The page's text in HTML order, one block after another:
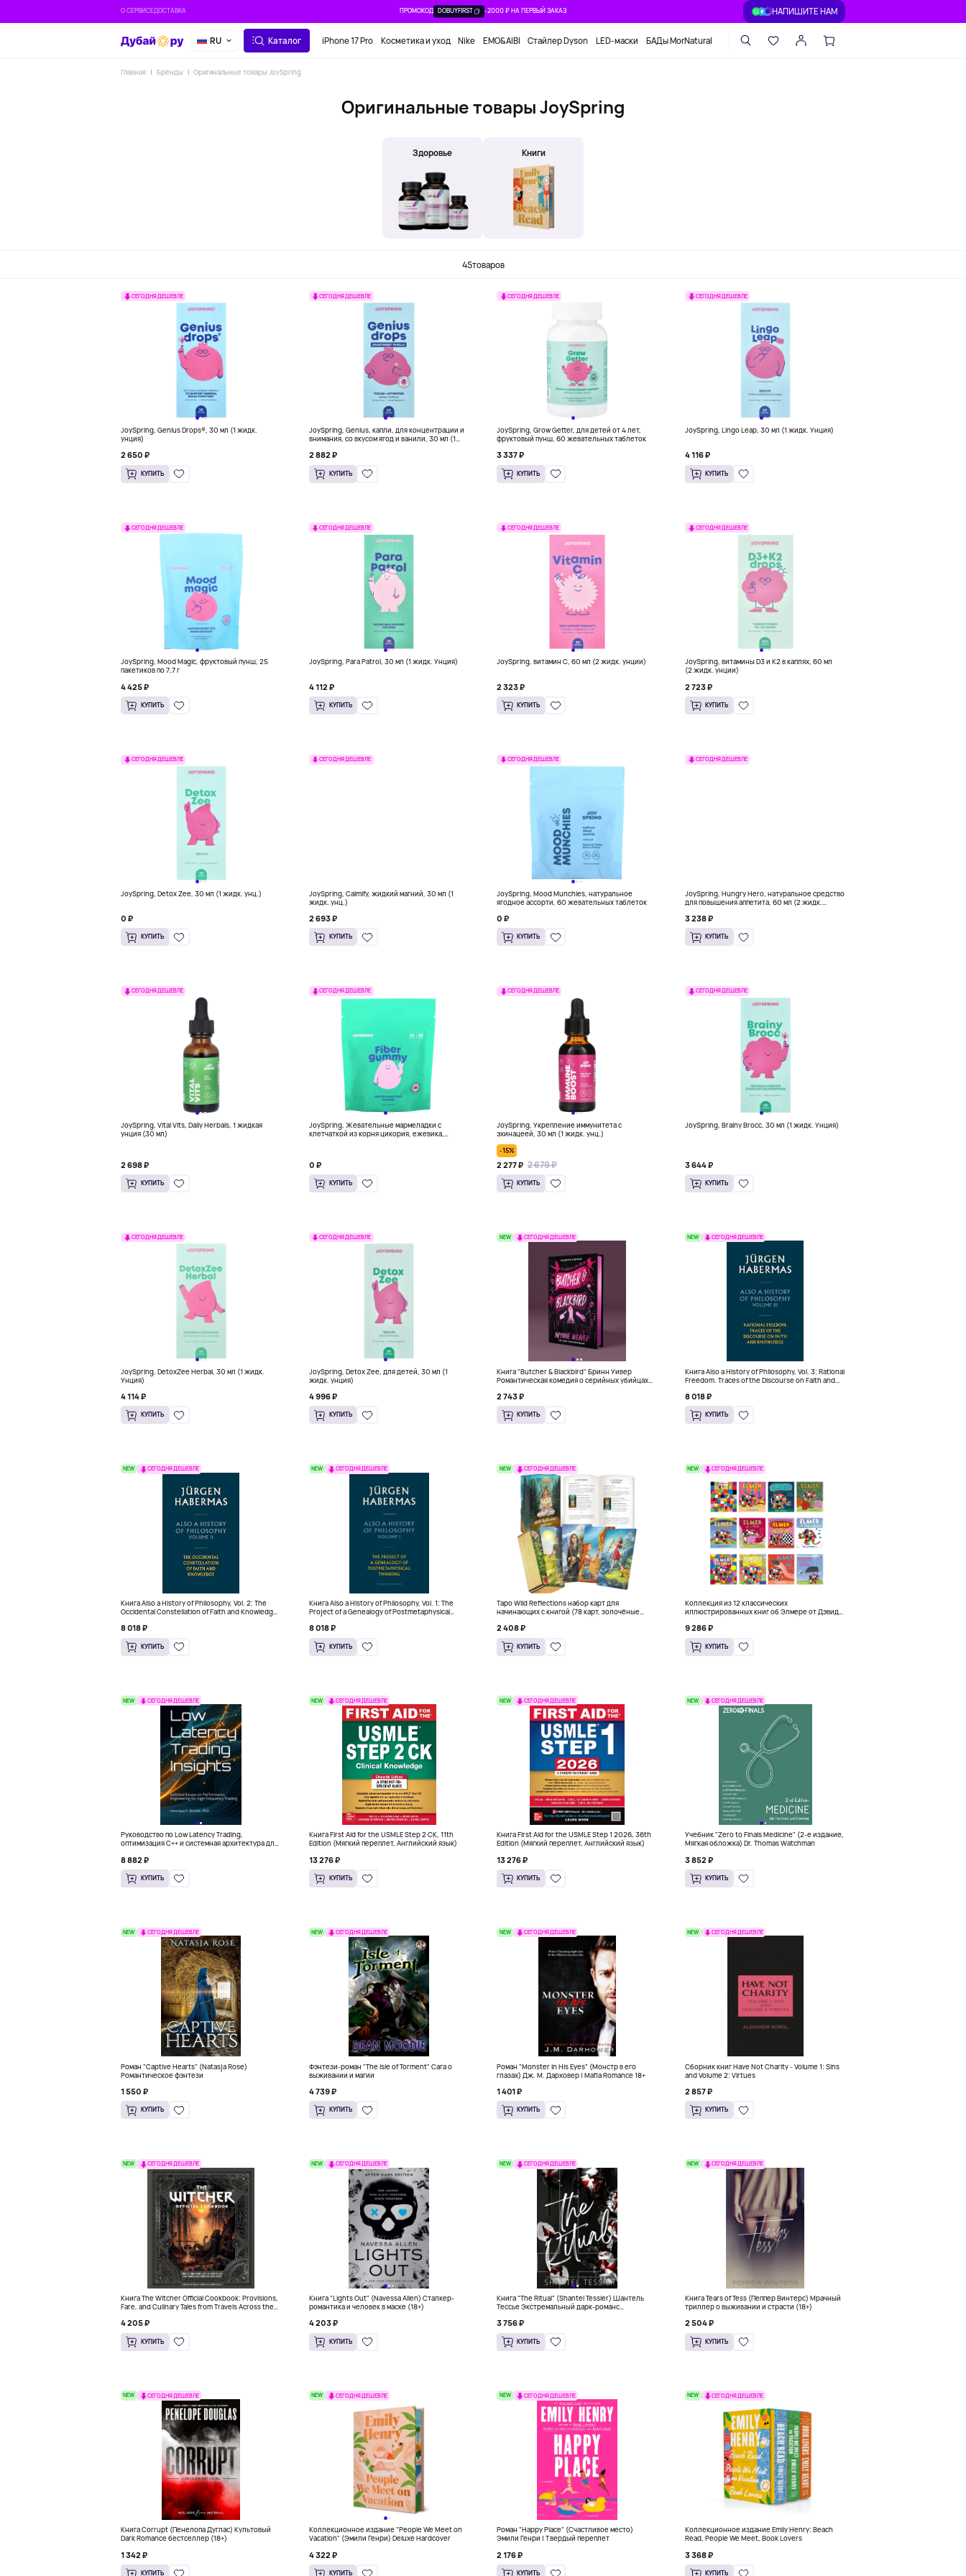
О СЕРВИСЕДОСТАВКА ПРОМОКОД DOBUYFIRST -2000 ₽ НА ПЕРВЫЙ ЗАКАЗ НАПИШИТЕ НАМ
RU Каталог iPhone 17 Pro Косметика и уход Nike EMO&AIBI Стайлер Dyson LED-маски БАДы MorNatural
Главная Бренды Оригинальные товары JoySpring
Оригинальные товары JoySpring
Здоровье Книги
45товаров
СЕГОДНЯ ДЕШЕВЛЕ
JoySpring, Genius Drops®, 30 мл (1 жидк.
унция)
2 650 ₽
КУПИТЬ
СЕГОДНЯ ДЕШЕВЛЕ
JoySpring, Genius, капли, для концентрации и
внимания, со вкусом ягод и ванили, 30 мл (1
2 882 ₽
КУПИТЬ
СЕГОДНЯ ДЕШЕВЛЕ
JoySpring, Grow Getter, для детей от 4 лет,
фруктовый пунш, 60 жевательных таблеток
3 337 ₽
КУПИТЬ
СЕГОДНЯ ДЕШЕВЛЕ
JoySpring, Lingo Leap, 30 мл (1 жидк. Унция)
4 116 ₽
КУПИТЬ
СЕГОДНЯ ДЕШЕВЛЕ
JoySpring, Mood Magic, фруктовый пунш, 25
пакетиков по 7,7 г
4 425 ₽
КУПИТЬ
СЕГОДНЯ ДЕШЕВЛЕ
JoySpring, Para Patrol, 30 мл (1 жидк. Унция)
4 112 ₽
КУПИТЬ
СЕГОДНЯ ДЕШЕВЛЕ
JoySpring, витамин C, 60 мл (2 жидк. унции)
2 323 ₽
КУПИТЬ
СЕГОДНЯ ДЕШЕВЛЕ
JoySpring, витамины D3 и K2 в каплях, 60 мл
(2 жидк. унции)
2 723 ₽
КУПИТЬ
СЕГОДНЯ ДЕШЕВЛЕ
JoySpring, Detox Zee, 30 мл (1 жидк. унц.)
0 ₽
КУПИТЬ
СЕГОДНЯ ДЕШЕВЛЕ
JoySpring, Calmify, жидкий магний, 30 мл (1
жидк. унц.)
2 693 ₽
КУПИТЬ
СЕГОДНЯ ДЕШЕВЛЕ
JoySpring, Mood Munchies, натуральное
ягодное ассорти, 60 жевательных таблеток
0 ₽
КУПИТЬ
СЕГОДНЯ ДЕШЕВЛЕ
JoySpring, Hungry Hero, натуральное средство
для повышения аппетита, 60 мл (2 жидк.
3 238 ₽
КУПИТЬ
СЕГОДНЯ ДЕШЕВЛЕ
JoySpring, Vital Vits, Daily Herbals, 1 жидкая
унция (30 мл)
2 698 ₽
КУПИТЬ
СЕГОДНЯ ДЕШЕВЛЕ
JoySpring, Жевательные мармеладки с
клетчаткой из корня цикория, ежевика,
0 ₽
КУПИТЬ
СЕГОДНЯ ДЕШЕВЛЕ
JoySpring, Укрепление иммунитета с
эхинацеей, 30 мл (1 жидк. унц.)
-15%
2 277 ₽ 2 679 ₽
КУПИТЬ
СЕГОДНЯ ДЕШЕВЛЕ
JoySpring, Brainy Brocc, 30 мл (1 жидк. Унция)
3 644 ₽
КУПИТЬ
СЕГОДНЯ ДЕШЕВЛЕ
JoySpring, DetoxZee Herbal, 30 мл (1 жидк.
Унция)
4 114 ₽
КУПИТЬ
СЕГОДНЯ ДЕШЕВЛЕ
JoySpring, Detox Zee, для детей, 30 мл (1
жидк. унция)
4 996 ₽
КУПИТЬ
NEW СЕГОДНЯ ДЕШЕВЛЕ
Книга "Butcher & Blackbird" Бринн Уивер
Романтическая комедия о серийных убийцах
2 743 ₽
КУПИТЬ
NEW СЕГОДНЯ ДЕШЕВЛЕ
Книга Also a History of Philosophy, Vol. 3: Rational
Freedom. Traces of the Discourse on Faith and
8 018 ₽
КУПИТЬ
NEW СЕГОДНЯ ДЕШЕВЛЕ
Книга Also a History of Philosophy, Vol. 2: The
Occidental Constellation of Faith and Knowledge
8 018 ₽
КУПИТЬ
NEW СЕГОДНЯ ДЕШЕВЛЕ
Книга Also a History of Philosophy, Vol. 1: The
Project of a Genealogy of Postmetaphysical
8 018 ₽
КУПИТЬ
NEW СЕГОДНЯ ДЕШЕВЛЕ
Таро Wild Reflections набор карт для
начинающих с книгой (78 карт, золочёные
2 408 ₽
КУПИТЬ
NEW СЕГОДНЯ ДЕШЕВЛЕ
Коллекция из 12 классических
иллюстрированных книг об Элмере от Дэвида
9 286 ₽
КУПИТЬ
NEW СЕГОДНЯ ДЕШЕВЛЕ
Руководство по Low Latency Trading,
оптимизация C++ и системная архитектура для
8 882 ₽
КУПИТЬ
NEW СЕГОДНЯ ДЕШЕВЛЕ
Книга First Aid for the USMLE Step 2 CK, 11th
Edition (Мягкий переплет, Английский язык)
13 276 ₽
КУПИТЬ
NEW СЕГОДНЯ ДЕШЕВЛЕ
Книга First Aid for the USMLE Step 1 2026, 36th
Edition (Мягкий переплет, Английский язык)
13 276 ₽
КУПИТЬ
NEW СЕГОДНЯ ДЕШЕВЛЕ
Учебник "Zero to Finals Medicine" (2-е издание,
Мягкая обложка) Dr. Thomas Watchman
3 852 ₽
КУПИТЬ
NEW СЕГОДНЯ ДЕШЕВЛЕ
Роман "Captive Hearts" (Natasja Rose)
Романтическое фэнтези
1 550 ₽
КУПИТЬ
NEW СЕГОДНЯ ДЕШЕВЛЕ
Фэнтези-роман "The Isle of Torment" Сага о
выживании и магии
4 739 ₽
КУПИТЬ
NEW СЕГОДНЯ ДЕШЕВЛЕ
Роман "Monster in His Eyes" (Монстр в его
глазах) Дж. М. Дарховер | Mafia Romance 18+
1 401 ₽
КУПИТЬ
NEW СЕГОДНЯ ДЕШЕВЛЕ
Сборник книг Have Not Charity - Volume 1: Sins
and Volume 2: Virtues
2 857 ₽
КУПИТЬ
NEW СЕГОДНЯ ДЕШЕВЛЕ
Книга The Witcher Official Cookbook: Provisions,
Fare, and Culinary Tales from Travels Across the
4 205 ₽
КУПИТЬ
NEW СЕГОДНЯ ДЕШЕВЛЕ
Книга "Lights Out" (Navessa Allen) Сталкер-
романтика и человек в маске (18+)
4 203 ₽
КУПИТЬ
NEW СЕГОДНЯ ДЕШЕВЛЕ
Книга "The Ritual" (Shantel Tessier) Шантель
Тессье Экстремальный дарк-романс
3 756 ₽
КУПИТЬ
NEW СЕГОДНЯ ДЕШЕВЛЕ
Книга Tears of Tess (Пеппер Винтерс) Мрачный
триллер о выживании и страсти (18+)
2 504 ₽
КУПИТЬ
NEW СЕГОДНЯ ДЕШЕВЛЕ
Книга Corrupt (Пенелопа Дуглас) Культовый
Dark Romance бестселлер (18+)
1 342 ₽
КУПИТЬ
NEW СЕГОДНЯ ДЕШЕВЛЕ
Коллекционное издание "People We Meet on
Vacation" (Эмили Генри) Deluxe Hardcover
4 322 ₽
КУПИТЬ
NEW СЕГОДНЯ ДЕШЕВЛЕ
Роман "Happy Place" (Счастливое место)
Эмили Генри | Твердый переплет
2 176 ₽
КУПИТЬ
NEW СЕГОДНЯ ДЕШЕВЛЕ
Коллекционное издание Emily Henry: Beach
Read, People We Meet, Book Lovers
3 368 ₽
КУПИТЬ